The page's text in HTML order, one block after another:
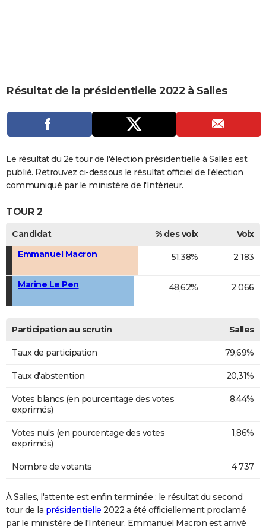
CARTE DE VOEUX
DICTIONNAIRE
Dictionnaire
Biographies
Expressions
Proverbes
PROGRAMME TV
COPAINS D'AVANT
Se connecter
Collèges
Universités
Entreprises
Service militaire
Avis de recherche
AVIS DE DÉCÈS
FORUM
Bricolage
Culture
Television
Voyage
Résultat de la présidentielle 2022 à Salles
Le résultat du 2e tour de l'élection présidentielle à Salles est
publié. Retrouvez ci-dessous le résultat officiel de l'élection
communiqué par le ministère de l'Intérieur.
TOUR 2
Candidat % des voix
Voix
Emmanuel Macron
51,38% 2 183
Marine Le Pen 48,62% 2 066
Participation au scrutin Salles
Taux de participation 79,69%
Taux d'abstention 20,31%
Votes blancs (en pourcentage des votes
exprimés)
8,44%
Votes nuls (en pourcentage des votes
exprimés)
1,86%
Nombre de votants 4 737
À Salles, l'attente est enfin terminée : le résultat du second
tour de la présidentielle 2022 a été officiellement proclamé
par le ministère de l'Intérieur. Emmanuel Macron est arrivé